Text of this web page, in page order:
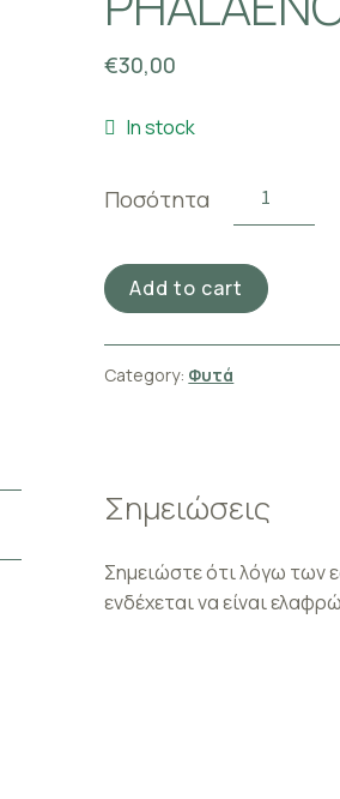
€30,00
In stock
Ποσότητα
quantity
Add to cart
Category: Φυτά
Σημειώσεις
Σημειώστε ότι λόγω των
ενδέχεται να είναι